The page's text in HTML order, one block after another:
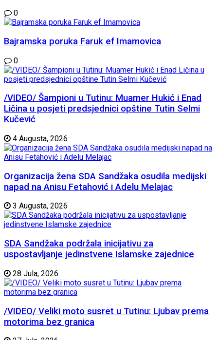
0
Bajramska poruka Faruk ef Imamovica
0
/VIDEO/ Šampioni u Tutinu: Muamer Hukić i Enad
Ličina u posjeti predsjednici opštine Tutin Selmi
Kučević
4 Augusta, 2026
Organizacija žena SDA Sandžaka osudila medijski
napad na Anisu Fetahović i Adelu Melajac
3 Augusta, 2026
SDA Sandžaka podržala inicijativu za
uspostavljanje jedinstvene Islamske zajednice
28 Jula, 2026
/VIDEO/ Veliki moto susret u Tutinu: Ljubav prema
motorima bez granica